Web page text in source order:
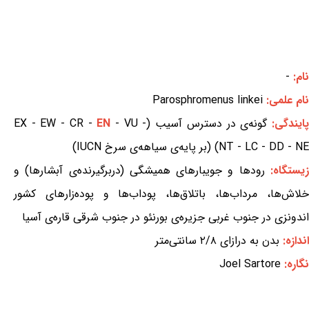
نام: -
نام علمی: Parosphromenus linkei
پایندگی:گونه‌ی در دسترس آسیب (EX - EW - CR - EN - VU -
NT - LC - DD - NE) (بر پایه‌ی سیاهه‌ی سرخ IUCN)
زیستگاه: رودها و جویبارهای همیشگی (دربرگیرنده‌ی آبشارها) و
خلاش‌ها، مرداب‌ها، باتلاق‌ها، پوداب‌ها و پوده‌زارهای کشور
اندونزی در جنوب غربی جزیره‌ی بورنئو در جنوب شرقی قاره‌ی آسیا
اندازه: بدن به درازای ۲/۸ سانتی‌متر
نگاره: Joel Sartore